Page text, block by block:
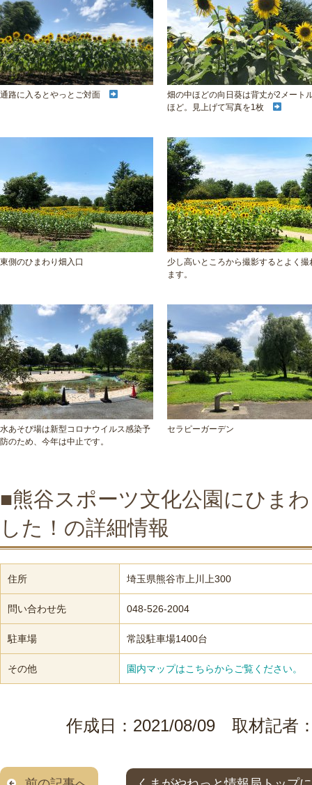
通路に入るとやっとご対面
畑の中ほどの向日葵は背丈が2メート
ほど。見上げて写真を1枚
東側のひまわり畑入口
少し高いところから撮影するとよく撮
ます。
水あそび場は新型コロナウイルス感染予
防のため、今年は中止です。
セラピーガーデン
■熊谷スポーツ文化公園にひま
した！の詳細情報
住所 埼玉県熊谷市上川上300
問い合わせ先 048-526-2004
駐車場 常設駐車場1400台
その他 園内マップはこちらからご覧ください。
作成日：2021/08/09 取材記者